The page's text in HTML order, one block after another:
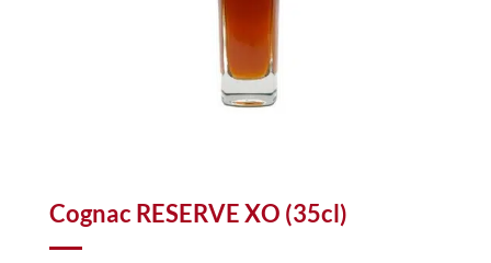
Cognac RESERVE XO (35cl)